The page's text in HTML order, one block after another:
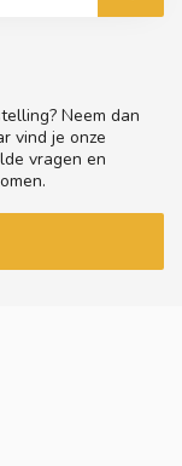
Neem dan
vind je onze
vragen en